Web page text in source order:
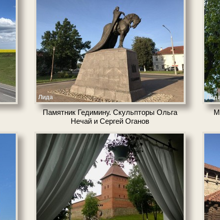
Лида
Памятник Гедимину. Скульпторы Ольга
Нечай и Сергей Оганов